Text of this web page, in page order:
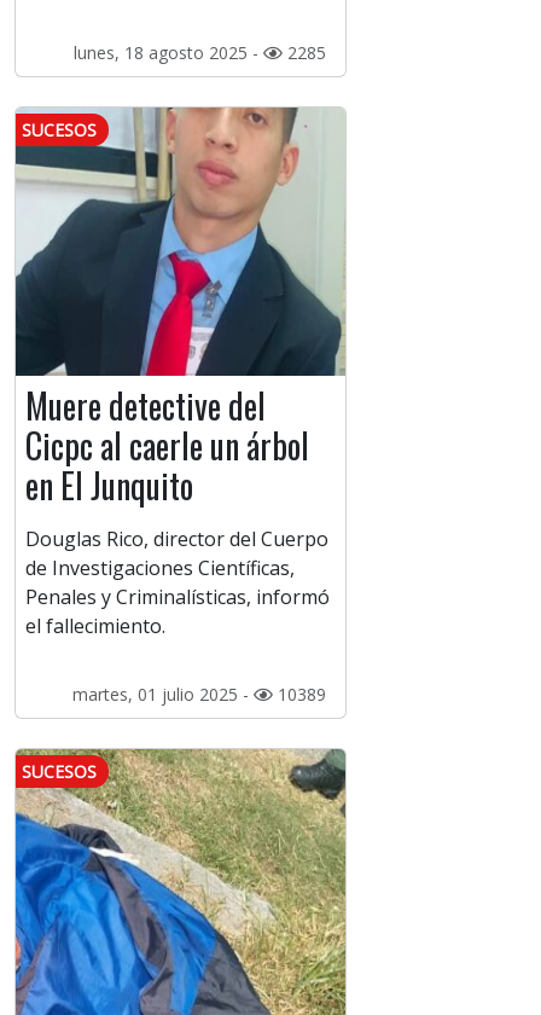
lunes, 18 agosto 2025 - 2285
SUCESOS
Muere detective del
Cicpc al caerle un árbol
en El Junquito
Douglas Rico, director del Cuerpo
de Investigaciones Científicas,
Penales y Criminalísticas, informó
el fallecimiento.
martes, 01 julio 2025 - 10389
SUCESOS